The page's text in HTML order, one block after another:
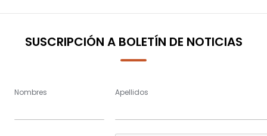
SUSCRIPCIÓN A BOLETÍN DE NOTICIAS
Nombres Apellidos